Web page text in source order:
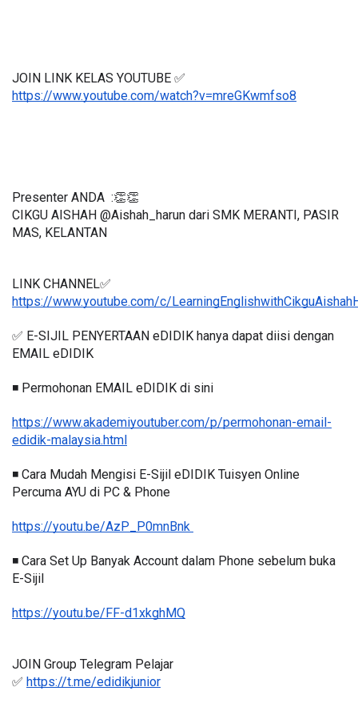
JOIN LINK KELAS YOUTUBE ✅
https://www.youtube.com/watch?v=mreGKwmfso8
Presenter ANDA  :👏👏
CIKGU AISHAH @Aishah_harun dari SMK MERANTI, PASIR
MAS, KELANTAN
LINK CHANNEL✅
https://www.youtube.com/c/
✅ E-SIJIL PENYERTAAN eDIDIK hanya dapat diisi dengan
EMAIL eDIDIK
◾️ Permohonan EMAIL eDIDIK di sini
https://www.akademiyoutuber.com/p/permohonan-email-
edidik-malaysia.html
◾️ Cara Mudah Mengisi E-Sijil eDIDIK Tuisyen Online
Percuma AYU di PC & Phone
https://youtu.be/AzP_P0mnBnk
◾️ Cara Set Up Banyak Account dalam Phone sebelum buka
E-Sijil
https://youtu.be/FF-d1xkghMQ
JOIN Group Telegram Pelajar
✅ https://t.me/edidikjunior